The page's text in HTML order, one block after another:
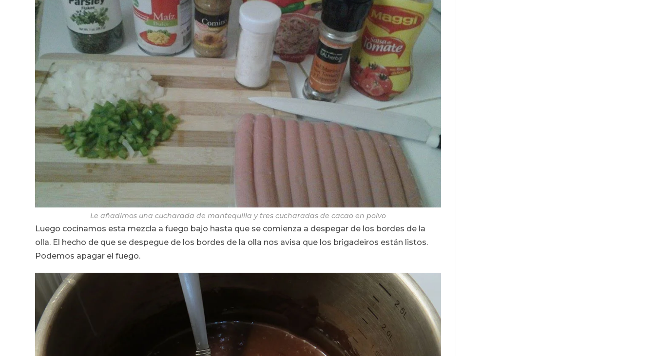
Le añadimos una cucharada de mantequilla y tres cucharadas de cacao en polvo
Luego cocinamos esta mezcla a fuego bajo hasta que se comienza a despegar de los bordes de la
olla. El hecho de que se despegue de los bordes de la olla nos avisa que los brigadeiros están listos.
Podemos apagar el fuego.